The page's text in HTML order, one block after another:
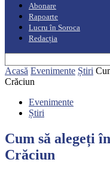
Abonare
Rapoarte
Lucru în Soroca
Redacția
Acasă Evenimente Știri
Crăciun
Evenimente
Știri
Cum să alegeți
Crăciun